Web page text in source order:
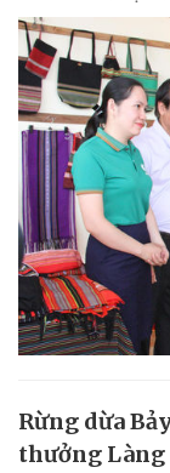
Rừng dừa
thưởng